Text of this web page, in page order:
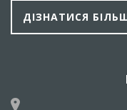
ДІЗНАТИСЯ